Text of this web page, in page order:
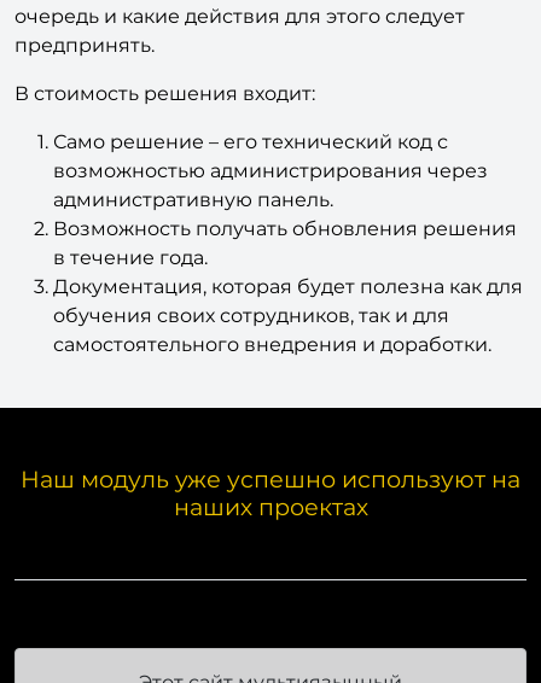
очередь и какие действия для этого следует
предпринять.
В стоимость решения входит:
Само решение – его технический код с
возможностью администрирования через
административную панель.
Возможность получать обновления решения
в течение года.
Документация, которая будет полезна как для
обучения своих сотрудников, так и для
самостоятельного внедрения и доработки.
Наш модуль уже успешно используют на
наших проектах